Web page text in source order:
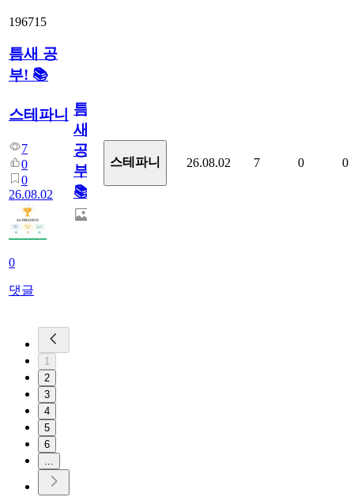
196715
틈새 공
부! 📚
스테파니
7
0
0
26.08.02
0
댓글
틈
새
공
부!
📚
스테파니 26.08.02 7 0 0
1
2
3
4
5
6